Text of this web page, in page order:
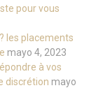
pour vous
les placements
mayo 4, 2023
à vos
discrétion mayo